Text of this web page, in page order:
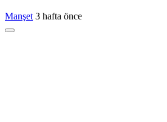
Manşet 3 hafta önce